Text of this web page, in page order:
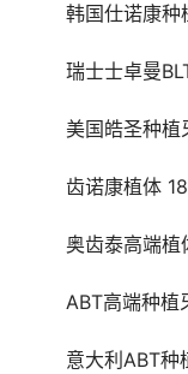
韩国仕诺康
瑞士士卓曼
美国皓圣种
齿诺康植体
奥齿泰高端
ABT高端种
意大利ABT